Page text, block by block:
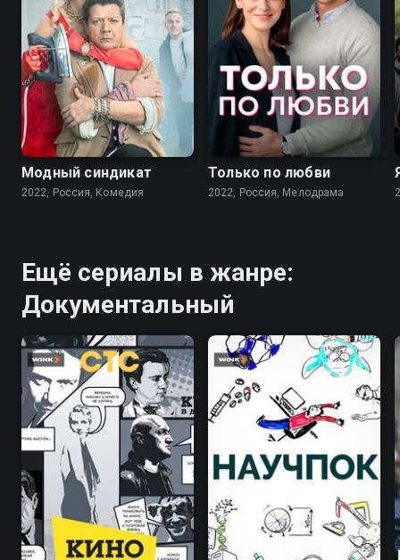
7.6
Модный синдикат
2022, Россия, Комедия
Только по любви
2022, Россия, Мелодрама
Ещё сериалы в жанре:
Документальный